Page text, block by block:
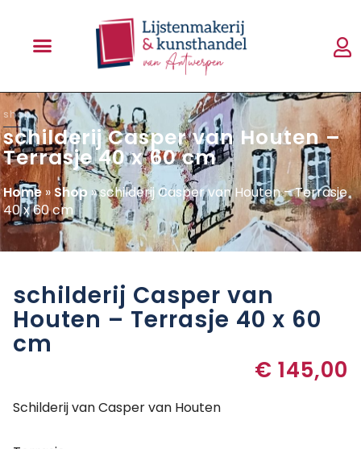
shop
schilderij Casper van Houten –
Terrasje 40 x 60 cm
Home »Shop »schilderij Casper van Houten – Terrasje
40 x 60 cm
schilderij Casper van
Houten – Terrasje 40 x 60
cm
€ 145,00
Schilderij van Casper van Houten